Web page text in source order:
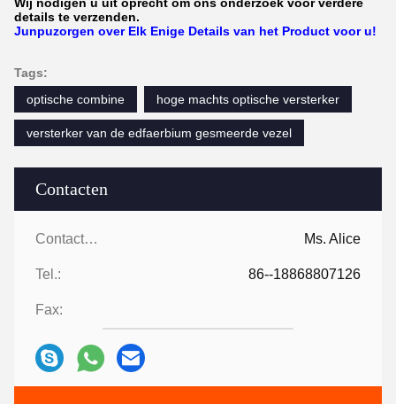
Contacten
Contacten: Ms. Alice
Tel.: 86--18868807126
Fax:
details te verzenden.
Junpuzorgen over Elk Enige Details van het Product voor u!
Tags:
optische combine
hoge machts optische versterker
versterker van de edfaerbium gesmeerde vezel